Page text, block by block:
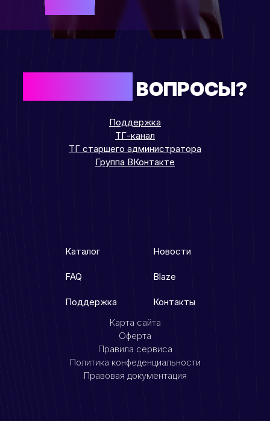
Сейчас
ВОПРОСЫ?
Поддержка
ТГ-канал
ТГ старшего администратора
Группа ВКонтакте
Каталог Новости
FAQ Blaze
Поддержка
Контакты
Карта сайта
Оферта
Правила сервиса
Политика конфеденциальности
Правовая документация